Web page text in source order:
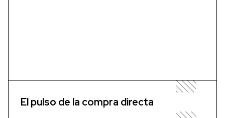
El pulso de la compra directa